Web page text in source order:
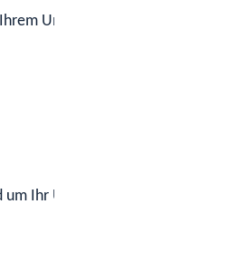
Unternehmen oder Ihrer
Ihr Unternehmen oder Ihre